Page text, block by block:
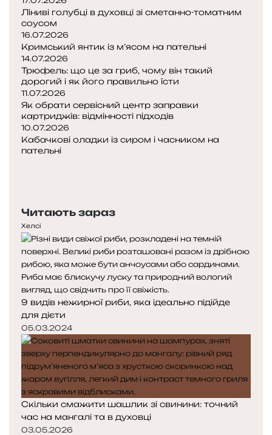
Ліниві голубці в духовці зі сметанно-томатним
соусом
16.07.2026
Кримський янтик із м’ясом на пательні
14.07.2026
Трюфель: що це за гриб, чому він такий
дорогий і як його правильно їсти
11.07.2026
Як обрати сервісний центр заправки
картриджів: відмінності підходів
10.07.2026
Кабачкові оладки із сиром і часником на
пательні
Читають зараз
Хелсі
9 видів нежирної риби, яка ідеально підійде
для дієти
05.03.2024
Скільки смажити шашлик зі свинини: точний
час на мангалі та в духовці
03.05.2026